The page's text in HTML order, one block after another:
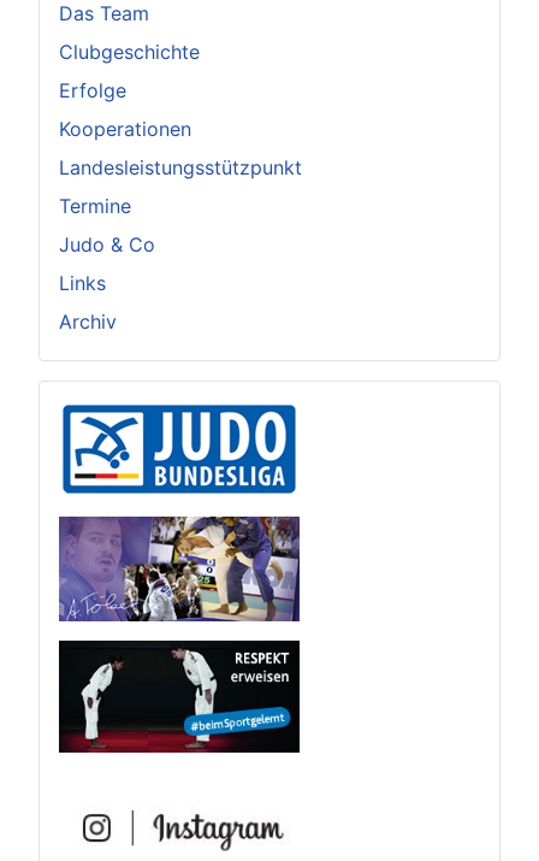
Das Team
Clubgeschichte
Erfolge
Kooperationen
Landesleistungsstützpunkt
Termine
Judo & Co
Links
Archiv